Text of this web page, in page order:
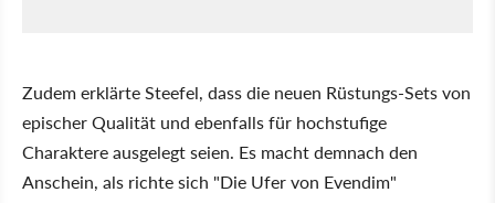
Zudem erklärte Steefel, dass die neuen Rüstungs-Sets von
epischer Qualität und ebenfalls für hochstufige
Charaktere ausgelegt seien. Es macht demnach den
Anschein, als richte sich "Die Ufer von Evendim"